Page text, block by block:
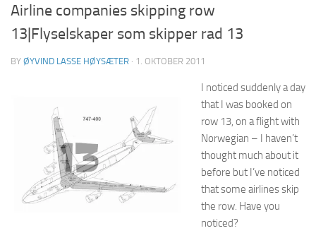
Airline companies skipping row
13|Flyselskaper som skipper rad 13
BY ØYVIND LASSE HØYSÆTER · 1. OKTOBER 2011
I noticed suddenly a day
that I was booked on
row 13, on a flight with
Norwegian – I haven’t
thought much about it
before but I’ve noticed
that some airlines skip
the row. Have you
noticed?